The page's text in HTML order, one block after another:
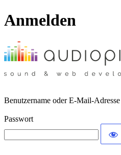
Anmelden
Benutzername oder E-Mail-Adresse
Passwort